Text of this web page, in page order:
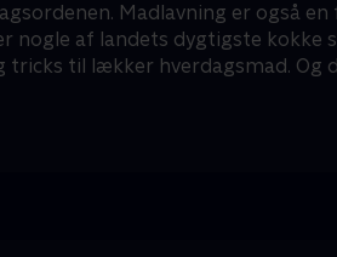
Madlavning er også en
nogle af landets dygtigste kokke
tricks til lækker hverdagsmad. Og